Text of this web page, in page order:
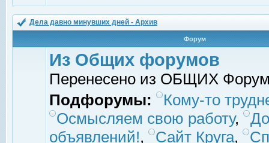
Дела давно минувших дней - Архив
Форум
Из Общих форумов
Перенесено из ОБЩИХ
Подфорумы:
Кому-то
Осмысляем свою работу,
объявлений!, Сайт Круга,